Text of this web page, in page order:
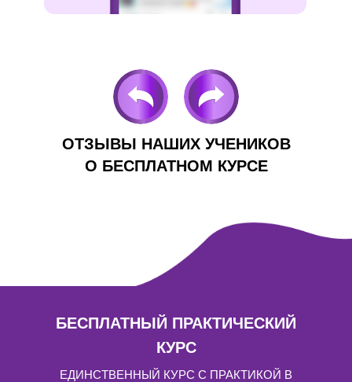
ОТЗЫВЫ НАШИХ УЧЕНИКОВ
О БЕСПЛАТНОМ КУРСЕ
БЕСПЛАТНЫЙ ПРАКТИЧЕСКИЙ
КУРС
ЕДИНСТВЕННЫЙ КУРС С ПРАКТИКОЙ В